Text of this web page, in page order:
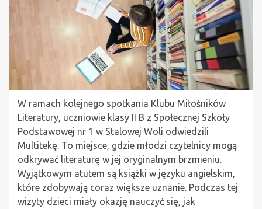
W ramach kolejnego spotkania Klubu Miłośników
Literatury, uczniowie klasy II B z Społecznej Szkoły
Podstawowej nr 1 w Stalowej Woli odwiedzili
Multitekę. To miejsce, gdzie młodzi czytelnicy mogą
odkrywać literaturę w jej oryginalnym brzmieniu.
Wyjątkowym atutem są książki w języku angielskim,
które zdobywają coraz większe uznanie. Podczas tej
wizyty dzieci miały okazję nauczyć się, jak